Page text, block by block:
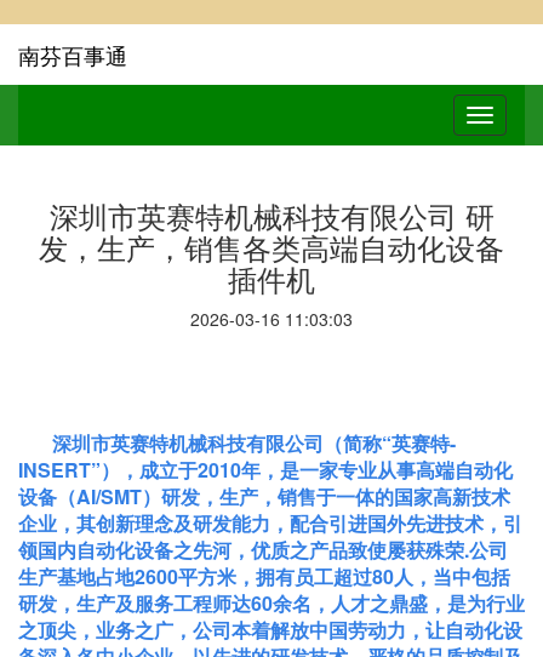
南芬百事通
深圳市英赛特机械科技有限公司 研
发，生产，销售各类高端自动化设备
插件机
2026-03-16 11:03:03
深圳市英赛特机械科技有限公司（简称“英赛特-
INSERT”），成立于2010年，是一家专业从事高端自动化
设备（AI/SMT）研发，生产，销售于一体的国家高新技术
企业，其创新理念及研发能力，配合引进国外先进技术，引
领国内自动化设备之先河，优质之产品致使屡获殊荣.公司
生产基地占地2600平方米，拥有员工超过80人，当中包括
研发，生产及服务工程师达60余名，人才之鼎盛，是为行业
之顶尖，业务之广，公司本着解放中国劳动力，让自动化设